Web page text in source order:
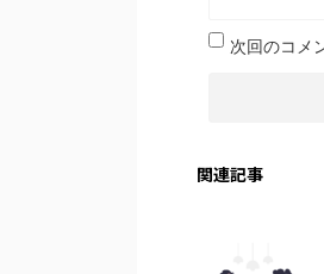
次回のコメ
関連記事